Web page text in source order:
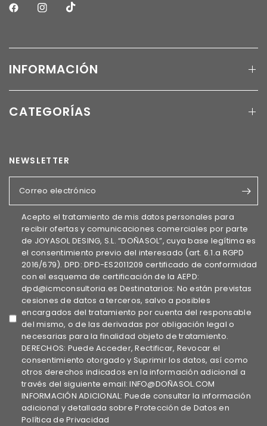
INFORMACIÓN
CATEGORÍAS
NEWSLETTER
Correo electrónico
Acepto el tratamiento de mis datos personales para
recibir ofertas y comunicaciones comerciales por parte
de JOYASOL DESING, S.L. “DOÑASOL”, cuya base legítima es
el consentimiento previo del interesado (art. 6.1.a RGPD
2016/679). DPD: DPD-ES2011209 certificado de conformidad
con el esquema de certificación de la AEPD:
dpd@icmconsultoria.es Destinatarios: No están previstas
cesiones de datos a terceros, salvo a posibles
encargados del tratamiento por cuenta del responsable
del mismo, o de las derivadas por obligación legal o
necesarias para la finalidad objeto de tratamiento.
DERECHOS: Puede Acceder, Rectificar, Revocar el
consentimiento otorgado y Suprimir los datos, así como
otros derechos indicados en la información adicional a
través del siguiente email: INFO@DOÑASOL.COM
INFORMACIÓN ADICIONAL: Puede consultar la información
adicional y detallada sobre Protección de Datos en
Política de Privacidad